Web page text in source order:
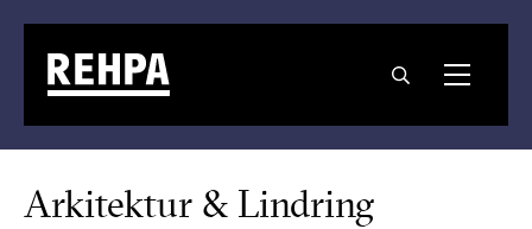
Arkitektur & Lindring